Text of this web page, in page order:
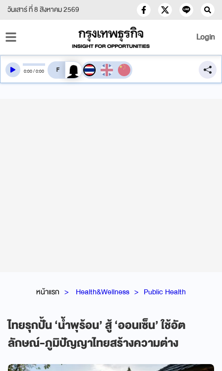
วันเสาร์ ที่ 8 สิงหาคม 2569
Login
หน้าแรก Health&Wellness Public Health
ไทยรุกปั้น ‘น้ำพุร้อน’ สู้ ‘ออนเซ็น’ ใช้อัต
ลักษณ์-ภูมิปัญญาไทยสร้างความต่าง
0:00/0:00 สลับเสียงอ่าน